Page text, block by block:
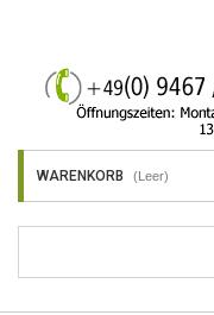
WARENKORB (Leer)